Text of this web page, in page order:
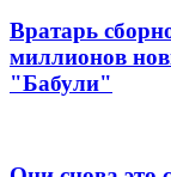
Вратарь
миллионов
"Бабули"